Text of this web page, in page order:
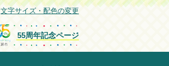
文字サイズ・配色の変更
55周年記念ページ